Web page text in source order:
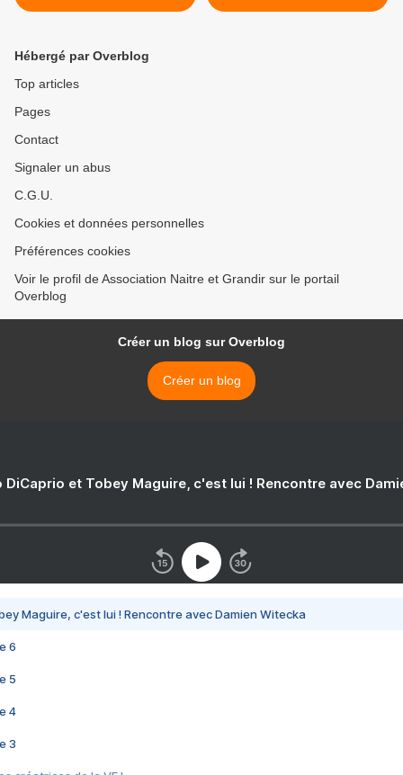
débat sur la parentalité >
Hébergé par Overblog
Top articles
Pages
Contact
Signaler un abus
C.G.U.
Cookies et données personnelles
Préférences cookies
Voir le profil de Association Naitre et Grandir sur le portail
Overblog
Créer un blog sur Overblog
Créer un blog
DiCaprio et Tobey Maguire, c'est lui ! Rencontre avec
Maguire, c'est lui ! Rencontre avec Damien Witecka
6
5
4
3